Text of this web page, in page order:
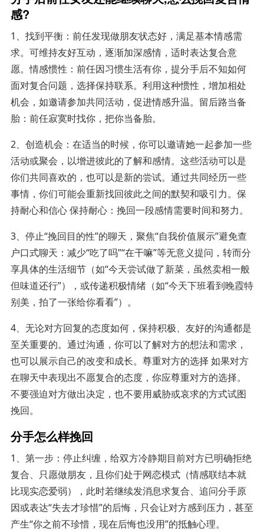
感?
1、找到平衡：前任发现做朋友状态好，满足基本情感需
求。可维持友好互动，逐渐加深感情，适时表达复合意
愿。情感惯性：前任因习惯生活有你，提分手后不知如何
面对复合问题，选择保持联系。利用这种惯性，增加相处
机会，如邀请参加共同活动，促进情感升温。留后路当备
胎：前任寂寞时找你，把你当备胎。
2、创造机会：在适当的时候，你可以邀请她一起参加一些
活动或聚会，以增进彼此的了解和感情。这些活动可以是
你们共同喜欢的，也可以是新的尝试。通过共同经历一些
事情，你们可能会重新找回彼此之间的默契和吸引力。保
持耐心和信心 保持耐心：挽回一段感情需要时间和努力。
3、停止“挽回目的性”的聊天，聚焦“自我价值展示”避免查
户口式聊天：减少“吃了吗”“在干嘛”等无意义提问，转而分
享具体的生活细节（如“今天尝试做了新菜，虽然卖相一般
但味道还行”），或传递积极情绪（如“今天下班看到晚霞特
别美，拍了一张给你看看”）。
4、无论对方回复的态度如何，保持积极、友好的沟通都是
至关重要的。通过沟通，你可以了解对方的想法和需求，
也可以展示自己的改变和成长。尊重对方的选择 如果对方
在聊天中表现出不愿复合的态度，你应尊重对方的选择。
不要强迫对方做出决定，也不要用威胁或哀求的方式试图
挽回。
分手怎么样挽回
1、第一步：停止纠缠，给双方冷静期目前对方已明确拒绝
复合、只愿做朋友，且你们处于网恋模式（情感联结本就
比现实恋爱弱），此时若继续发消息求复合、追问分手原
因或表达“失去才珍惜”的后悔，只会让对方感到压力，甚至
产生“你之前不珍惜，现在后悔也没用”的抵触心理。